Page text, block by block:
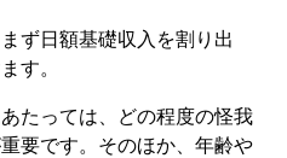
ず日額基礎収入を割り出
す。
たっては、どの程度の怪我
要です。そのほか、年齢や